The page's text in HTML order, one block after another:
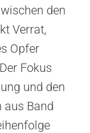
den
Verrat,
Opfer
Fokus
und den
aus Band